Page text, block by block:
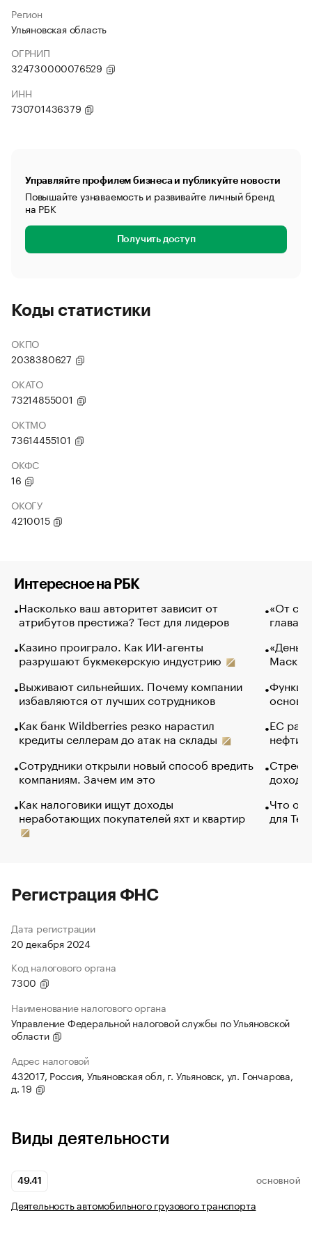
Регион
Ульяновская область
ОГРНИП
324730000076529
ИНН
730701436379
Управляйте профилем бизнеса и публикуйте новости
Повышайте узнаваемость и развивайте личный бренд
на РБК
Получить доступ
Коды статистики
ОКПО
2038380627
ОКАТО
73214855001
ОКТМО
73614455101
ОКФС
16
ОКОГУ
4210015
Интересное на РБК
Насколько ваш авторитет зависит от
атрибутов престижа? Тест для лидеров
Казино проиграло. Как ИИ-агенты
разрушают букмекерскую индустрию
Выживают сильнейших. Почему компании
избавляются от лучших сотрудников
Как банк Wildberries резко нарастил
кредиты селлерам до атак на склады
Сотрудники открыли новый способ вредить
компаниям. Зачем им это
Как налоговики ищут доходы
неработающих покупателей яхт и квартир
«От
глава
Маск в
основ
ЕС
нефти
Что
для
Регистрация ФНС
Дата регистрации
20 декабря 2024
Код налогового органа
7300
Наименование налогового органа
Управление Федеральной налоговой службы по Ульяновской
области
Адрес налоговой
432017, Россия, Ульяновская обл, г. Ульяновск, ул. Гончарова,
д. 19
Виды деятельности
49.41 ОСНОВНОЙ
Деятельность автомобильного грузового транспорта